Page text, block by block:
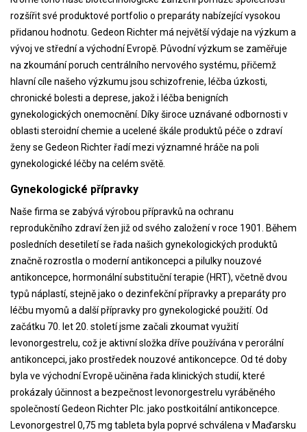
rozšířit své produktové portfolio o preparáty nabízející vysokou
přidanou hodnotu. Gedeon Richter má největší výdaje na výzkum a
vývoj ve střední a východní Evropě. Původní výzkum se zaměřuje
na zkoumání poruch centrálního nervového systému, přičemž
hlavní cíle našeho výzkumu jsou schizofrenie, léčba úzkosti,
chronické bolesti a deprese, jakož i léčba benigních
gynekologických onemocnění. Díky široce uznávané odbornosti v
oblasti steroidní chemie a ucelené škále produktů péče o zdraví
ženy se Gedeon Richter řadí mezi významné hráče na poli
gynekologické léčby na celém světě.
Gynekologické přípravky
Naše firma se zabývá výrobou přípravků na ochranu
reprodukčního zdraví žen již od svého založení v roce 1901. Během
posledních desetiletí se řada našich gynekologických produktů
značně rozrostla o moderní antikoncepci a pilulky nouzové
antikoncepce, hormonální substituční terapie (HRT), včetně dvou
typů náplastí, stejně jako o dezinfekční přípravky a preparáty pro
léčbu myomů a další přípravky pro gynekologické použití. Od
začátku 70. let 20. století jsme začali zkoumat využití
levonorgestrelu, což je aktivní složka dříve používána v perorální
antikoncepci, jako prostředek nouzové antikoncepce. Od té doby
byla ve východní Evropě učiněna řada klinických studií, které
prokázaly účinnost a bezpečnost levonorgestrelu vyráběného
společností Gedeon Richter Plc. jako postkoitální antikoncepce.
Levonorgestrel 0,75 mg tableta byla poprvé schválena v Maďarsku